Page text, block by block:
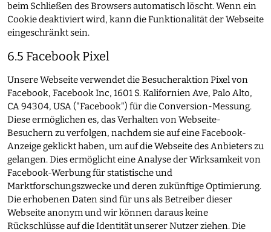
beim Schließen des Browsers automatisch löscht. Wenn ein
Cookie deaktiviert wird, kann die Funktionalität der Webseite
eingeschränkt sein.
6.5 Facebook Pixel
Unsere Webseite verwendet die Besucheraktion Pixel von
Facebook, Facebook Inc, 1601 S. Kalifornien Ave, Palo Alto,
CA 94304, USA ("Facebook") für die Conversion-Messung.
Diese ermöglichen es, das Verhalten von Webseite-
Besuchern zu verfolgen, nachdem sie auf eine Facebook-
Anzeige geklickt haben, um auf die Webseite des Anbieters zu
gelangen. Dies ermöglicht eine Analyse der Wirksamkeit von
Facebook-Werbung für statistische und
Marktforschungszwecke und deren zukünftige Optimierung.
Die erhobenen Daten sind für uns als Betreiber dieser
Webseite anonym und wir können daraus keine
Rückschlüsse auf die Identität unserer Nutzer ziehen. Die